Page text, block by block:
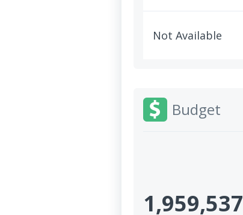
Not Available
Budget
1,959,537